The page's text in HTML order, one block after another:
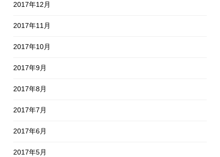
2017年12月
2017年11月
2017年10月
2017年9月
2017年8月
2017年7月
2017年6月
2017年5月